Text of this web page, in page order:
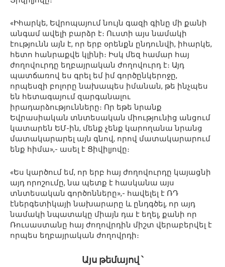
«Իհարկե, Եվրոպայում նույն գազի գինը մի քանի
անգամ ավելի բարձր է։ Ուստի այս նամակի
էությունն այն է, որ երբ օրենքն ընդունվի, իհարկե,
հետո հանրաքվե կլինի։ Իսկ մեզ համար հայ
ժողովուրդը եղբայրական ժողովուրդ է։ Այդ
պատճառով ես գրել եմ իմ գործընկերոջը,
որպեսզի բոլորը նախապես իմանան, թե ինչպես
են հետագայում զարգանալու
իրադարձությունները։ Որ եթե նրանք
Եվրասիական տնտեսական միությունից անցում
կատարեն ԵՄ-ին, մենք չենք կարողանա նրանց
մատակարարել այն գնով, որով մատակարարում
ենք հիմա»,- ասել է Ցիվիլյովը։
«Ես կարծում եմ, որ երբ հայ ժողովուրդը կայացնի
այդ որոշումը, նա պետք է հասկանա այս
տնտեսական գործոնները»,- հավելել է ՌԴ
էներգետիկայի նախարարը և ընդգծել, որ այդ
նամակի նպատակը միայն դա է եղել, քանի որ
Ռուսաստանը հայ ժողովրդին միշտ վերաբերվել է
որպես եղբայրական ժողովրդի։
Այս թեմայով ՝